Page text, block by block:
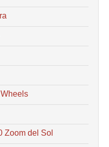
Zoom del Sol